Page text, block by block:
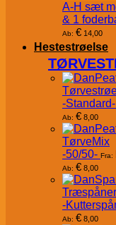
A-H sæt
& 1
Ab: € 14,00
Hestestrøelse
-Standard-
Ab: € 8,00
TørveMix
-50/50- Fra:
Ab: € 8,00
Træspåner
-
Ab: € 8,00